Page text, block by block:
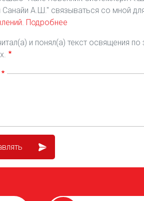
Санайи А.Ш." связываться со мной
Подробнее
и понял(а) текст освящения